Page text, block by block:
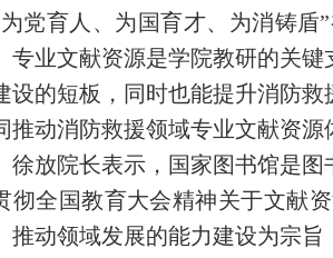
党育人、为国育才、为消铸
专业文献资源是学院教研的关
设的短板，同时也能提升消防
推动消防救援领域专业文献资
徐放院长表示，国家图书馆是
彻全国教育大会精神关于文献
推动领域发展的能力建设为宗